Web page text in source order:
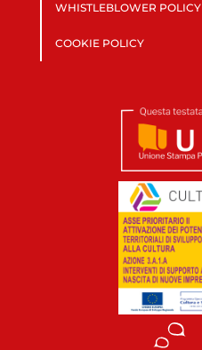
WHISTLEBLOWER POLICY
COOKIE POLICY